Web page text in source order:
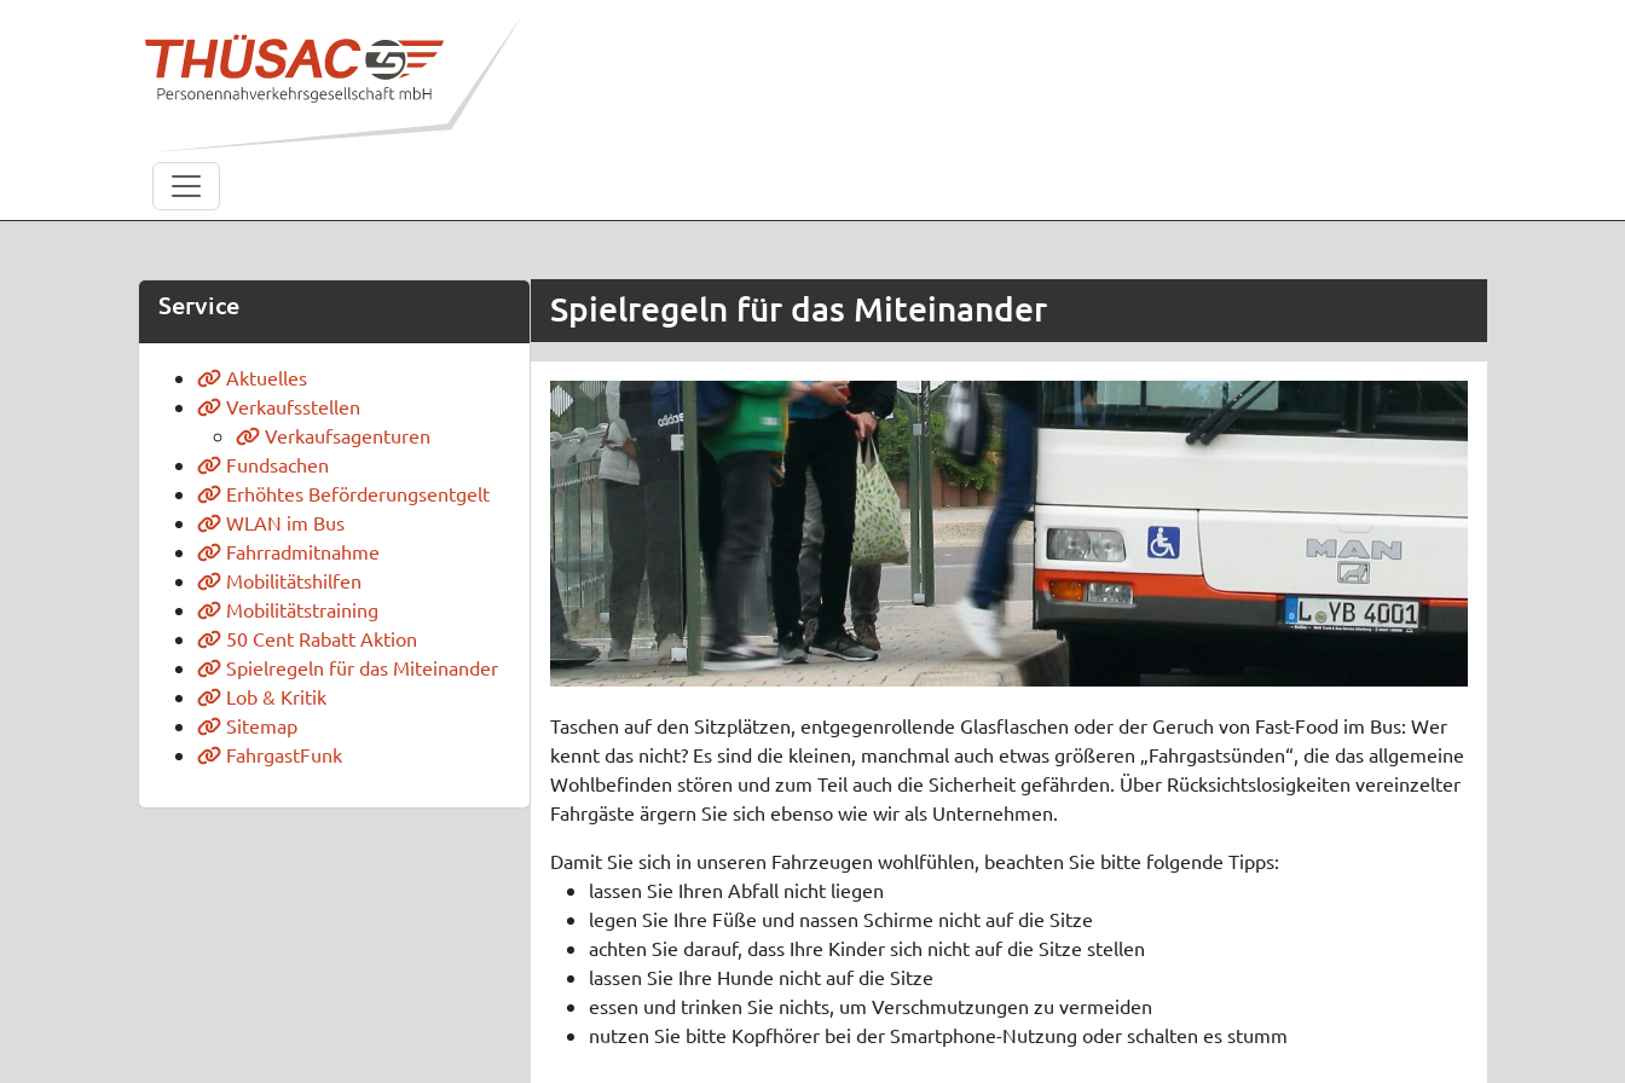
Spielregeln für das Miteinander
Taschen auf den Sitzplätzen, entgegenrollende Glasflaschen oder der Geruch von Fast-Food im Bus: Wer
kennt das nicht? Es sind die kleinen, manchmal auch etwas größeren „Fahrgastsünden“, die das allgemeine
Wohlbefinden stören und zum Teil auch die Sicherheit gefährden. Über Rücksichtslosigkeiten vereinzelter
Fahrgäste ärgern Sie sich ebenso wie wir als Unternehmen.
Damit Sie sich in unseren Fahrzeugen wohlfühlen, beachten Sie bitte folgende Tipps:
lassen Sie Ihren Abfall nicht liegen
legen Sie Ihre Füße und nassen Schirme nicht auf die Sitze
achten Sie darauf, dass Ihre Kinder sich nicht auf die Sitze stellen
lassen Sie Ihre Hunde nicht auf die Sitze
essen und trinken Sie nichts, um Verschmutzungen zu vermeiden
nutzen Sie bitte Kopfhörer bei der Smartphone-Nutzung oder schalten es stumm
Service
Aktuelles
Verkaufsstellen
Verkaufsagenturen
Fundsachen
Erhöhtes Beförderungsentgelt
WLAN im Bus
Fahrradmitnahme
Mobilitätshilfen
Mobilitätstraining
50 Cent Rabatt Aktion
Spielregeln für das Miteinander
Lob & Kritik
Sitemap
FahrgastFunk